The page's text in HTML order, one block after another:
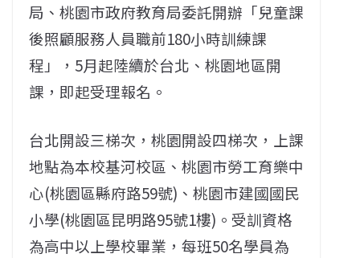
局、桃園市政府教育局委託開辦「兒童課
後照顧服務人員職前180小時訓練課
程」，5月起陸續於台北、桃園地區開
課，即起受理報名。
台北開設三梯次，桃園開設四梯次，上課
地點為本校基河校區、桃園市勞工育樂中
心(桃園區縣府路59號)、桃園市建國國民
小學(桃園區昆明路95號1樓)。受訓資格
為高中以上學校畢業，每班50名學員為